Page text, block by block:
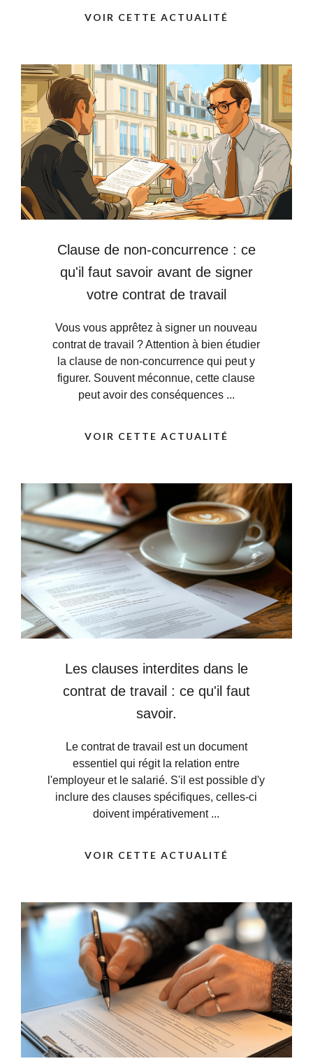
VOIR CETTE ACTUALITÉ
Clause de non-concurrence : ce
qu'il faut savoir avant de signer
votre contrat de travail
Vous vous apprêtez à signer un nouveau
contrat de travail ? Attention à bien étudier
la clause de non-concurrence qui peut y
figurer. Souvent méconnue, cette clause
peut avoir des conséquences ...
VOIR CETTE ACTUALITÉ
Les clauses interdites dans le
contrat de travail : ce qu'il faut
savoir.
Le contrat de travail est un document
essentiel qui régit la relation entre
l'employeur et le salarié. S'il est possible d'y
inclure des clauses spécifiques, celles-ci
doivent impérativement ...
VOIR CETTE ACTUALITÉ